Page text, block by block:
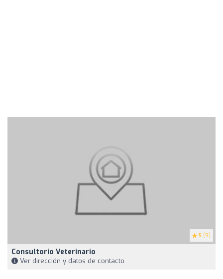
5 (9)
Consultorio Veterinario
Ver dirección y datos de contacto